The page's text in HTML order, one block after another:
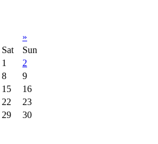
»
Sat
Sun
1
2
8
9
15
16
22
23
29
30